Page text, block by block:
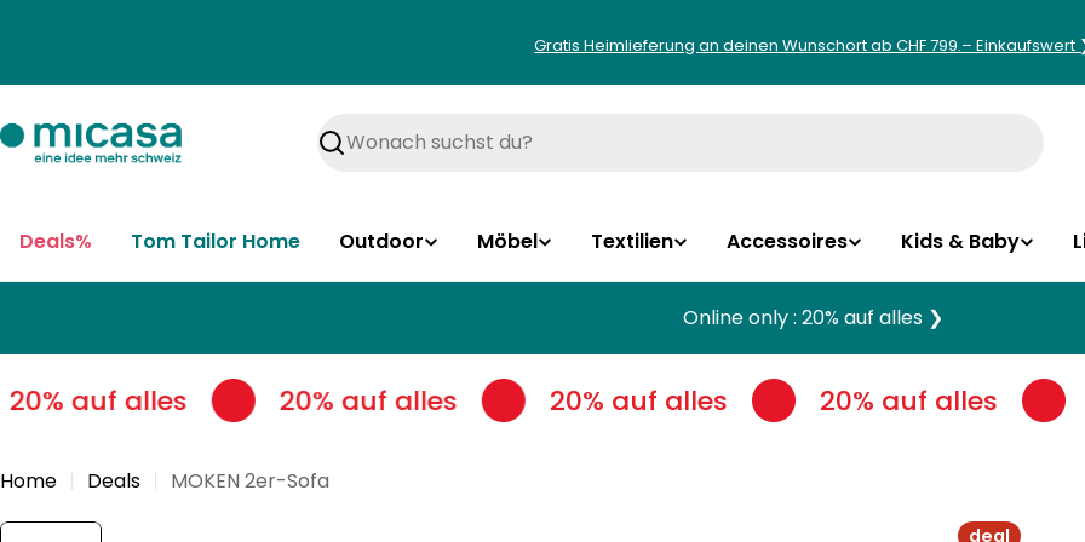
Gratis Heimlieferung an deinen Wunschort ab CHF 799.– Einkaufswert
Suchen
Deals% Tom Tailor Home Outdoor Möbel Textilien Accessoires Kids & Baby
Online only : 20% auf alles ❯
auf alles 20% auf alles 20% auf alles 20% auf alles
Home Deals MOKEN 2er-Sofa
deal